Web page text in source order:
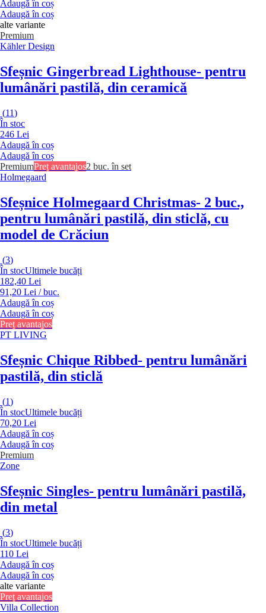
Adaugă în coș
Adaugă în coș
alte variante
Premium
Kähler Design
Sfeșnic Gingerbread Lighthouse- pentru
lumânări pastilă, din ceramică
(11)
În stoc
246 Lei
Adaugă în coș
Adaugă în coș
PremiumPreț avantajos2 buc. în set
Holmegaard
Sfeșnice Holmegaard Christmas- 2 buc.,
pentru lumânări pastilă, din sticlă, cu
model de Crăciun
(3)
În stocUltimele bucăți
182,40 Lei
91,20 Lei / buc.
Adaugă în coș
Adaugă în coș
Preț avantajos
PT LIVING
Sfeșnic Chique Ribbed- pentru lumânări
pastilă, din sticlă
(1)
În stocUltimele bucăți
70,20 Lei
Adaugă în coș
Adaugă în coș
Premium
Zone
Sfeșnic Singles- pentru lumânări pastilă,
din metal
(3)
În stocUltimele bucăți
110 Lei
Adaugă în coș
Adaugă în coș
alte variante
Preț avantajos
Villa Collection